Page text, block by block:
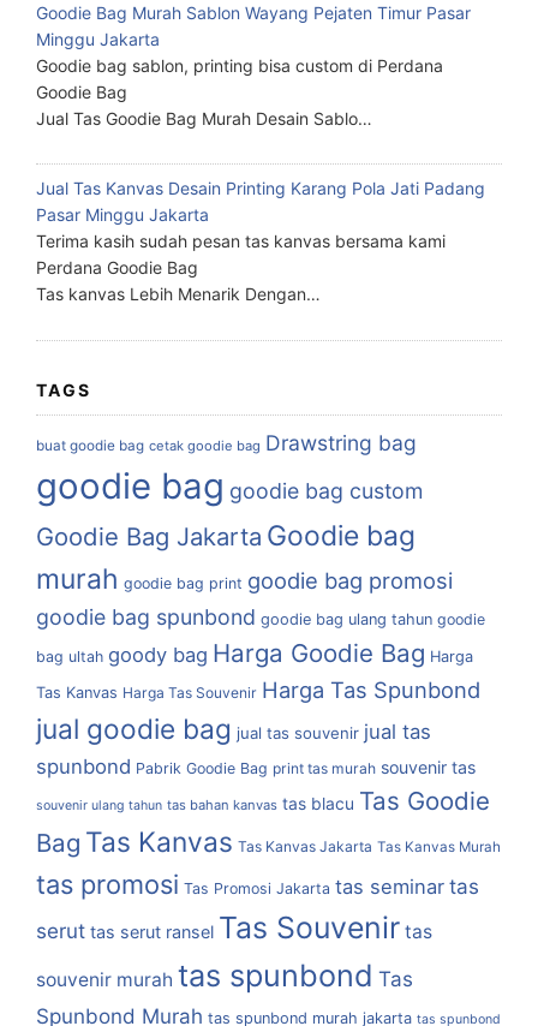
Goodie Bag Murah Sablon Wayang Pejaten Timur Pasar
Minggu Jakarta
Goodie bag sablon, printing bisa custom di Perdana
Goodie Bag
Jual Tas Goodie Bag Murah Desain Sablo…
Jual Tas Kanvas Desain Printing Karang Pola Jati Padang
Pasar Minggu Jakarta
Terima kasih sudah pesan tas kanvas bersama kami
Perdana Goodie Bag
Tas kanvas Lebih Menarik Dengan…
TAGS
buat goodie bag cetak goodie bag Drawstring bag
goodie bag goodie bag custom
Goodie Bag Jakarta Goodie bag
murah goodie bag print goodie bag promosi
goodie bag spunbond goodie bag ulang tahun goodie
bag ultah goody bag Harga Goodie Bag Harga
Tas Kanvas Harga Tas Souvenir Harga Tas Spunbond
jual goodie bag jual tas souvenir jual tas
spunbond Pabrik Goodie Bag print tas murah souvenir tas
souvenir ulang tahun tas bahan kanvas tas blacu Tas Goodie
Bag Tas Kanvas Tas Kanvas Jakarta Tas Kanvas Murah
tas promosi Tas Promosi Jakarta tas seminar tas
serut tas serut ransel Tas Souvenir tas
souvenir murah tas spunbond Tas
Spunbond Murah tas spunbond murah jakarta tas spunbond